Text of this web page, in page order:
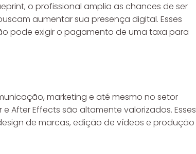
o profissional amplia as chances de ser
aumentar sua presença digital. Esses
pode exigir o pagamento de uma taxa para
marketing e até mesmo no setor
After Effects são altamente valorizados. Esses
de marcas, edição de vídeos e produção